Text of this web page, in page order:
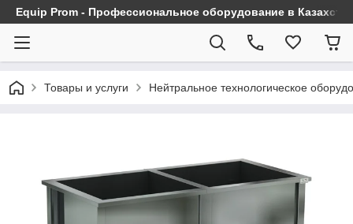
Equip Prom - Профессиональное оборудование в
Товары и услуги Нейтральное технологическое